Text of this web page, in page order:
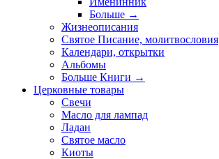
Больше →
Жизнеописания
Святое Писание, молитвословия
Календари, открытки
Альбомы
Больше Книги →
Церковные товары
Свечи
Масло для лампад
Ладан
Святое масло
Киоты